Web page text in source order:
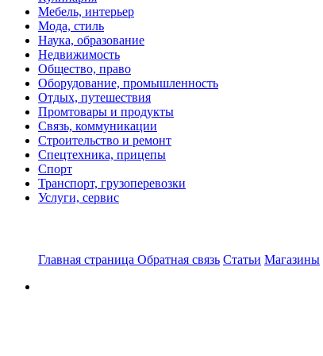
Мебель, интерьер
Мода, стиль
Наука, образование
Недвижимость
Общество, право
Оборудование, промышленность
Отдых, путешествия
Промтовары и продукты
Связь, коммуникации
Строительство и ремонт
Спецтехника, прицепы
Спорт
Транспорт, грузоперевозки
Услуги, сервис
Главная страница Обратная связь Статьи Магазины